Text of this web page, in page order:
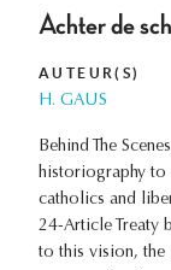
Achter de
AUTEUR(S)
H. GAUS
Behind The
historiography to
catholics and
24-Article Treaty
to this vision, the